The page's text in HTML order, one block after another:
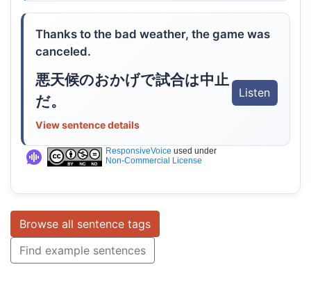
Thanks to the bad weather, the game was
canceled.
悪天候のおかげで試合は中止
だ。
Listen
View sentence details
ResponsiveVoice used under
Non-Commercial License
Browse all sentence tags
Find example sentences